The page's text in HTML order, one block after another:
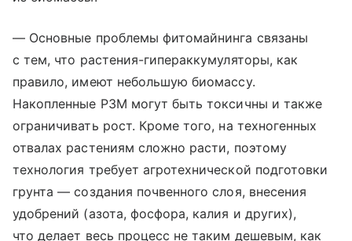
— Основные проблемы фитомайнинга связаны
с тем, что растения-гипераккумуляторы, как
правило, имеют небольшую биомассу.
Накопленные РЗМ могут быть токсичны и также
ограничивать рост. Кроме того, на техногенных
отвалах растениям сложно расти, поэтому
технология требует агротехнической подготовки
грунта — создания почвенного слоя, внесения
удобрений (азота, фосфора, калия и других),
что делает весь процесс не таким дешевым, как